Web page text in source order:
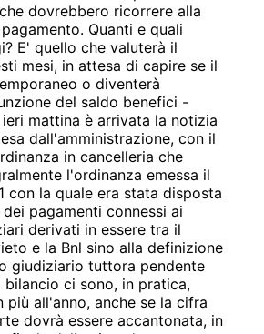
dovrebbero ricorrere alla
Quanti e quali
E' quello che valuterà il
mesi, in attesa di capire se il
o diventerà
del saldo benefici -
mattina è arrivata la notizia
dall'amministrazione, con il
in cancelleria che
l'ordinanza emessa il
con la quale era stata disposta
pagamenti connessi ai
derivati in essere tra il
e la Bnl sino alla definizione
giudiziario tuttora pendente
ci sono, in pratica,
più all'anno, anche se la cifra
dovrà essere accantonata, in